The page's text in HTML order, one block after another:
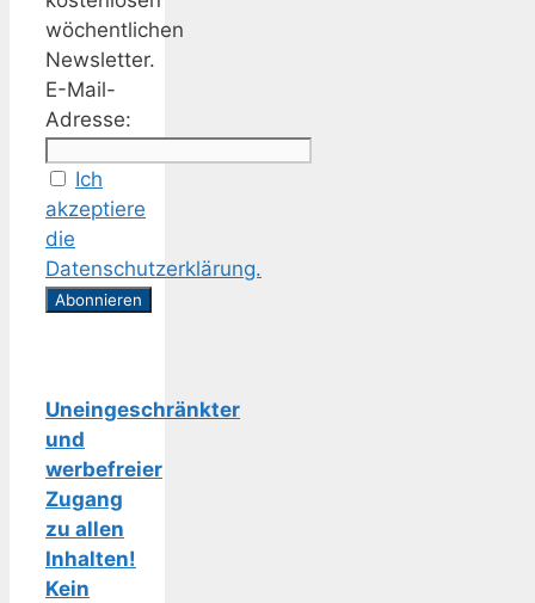
wöchentlichen
Newsletter.
E-Mail-
Adresse:
Ich
akzeptiere
die
Datenschutzerklärung.
Uneingeschränkter
und
werbefreier
Zugang
zu allen
Inhalten!
Kein